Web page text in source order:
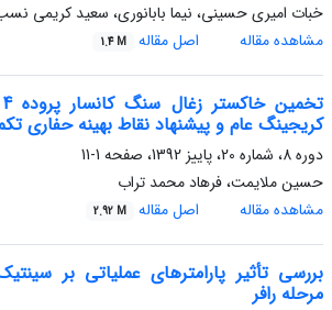
خبات امیری حسینی، نیما بابانوری، سعید کریمی
مشاهده مقاله
اصل مقاله 1.4 M
کریجینگ عام و پیشنهاد نقاط بهینه حفاری
دوره 8، شماره 20، پاییز 1392، صفحه
1-11
حسین ملایمت، فرهاد محمد تراب
مشاهده مقاله
اصل مقاله 2.92 M
بررسی تأثیر پارامترهای عملیاتی بر
مرحله رافر